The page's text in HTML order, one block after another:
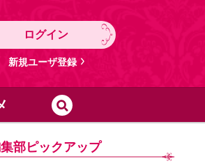
ログイン
新規ユーザ登録
部ピックアップ